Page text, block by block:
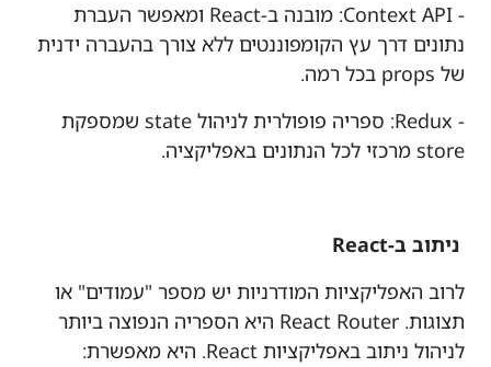
- Context API: מובנה ב-React ומאפשר העברת
נתונים דרך עץ הקומפוננטים ללא צורך בהעברה ידנית
של props בכל רמה.
- Redux: ספריה פופולרית לניהול state שמספקת
store מרכזי לכל הנתונים באפליקציה.
ניתוב ב-React
לרוב האפליקציות המודרניות יש מספר "עמודים" או
תצוגות. React Router היא הספריה הנפוצה ביותר
לניהול ניתוב באפליקציות React. היא מאפשרת: